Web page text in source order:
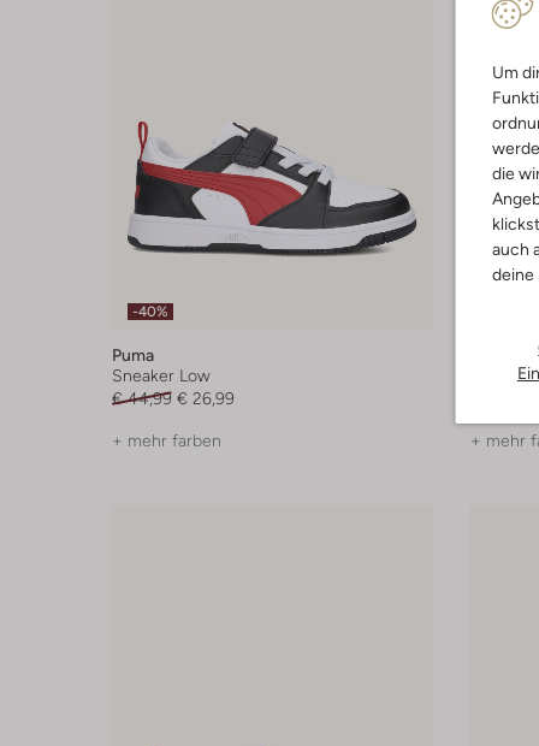
Um
die
auch
deine
-40%
Puma
Sneaker Low
€ 44,99 € 26,99
+ mehr farben + mehr